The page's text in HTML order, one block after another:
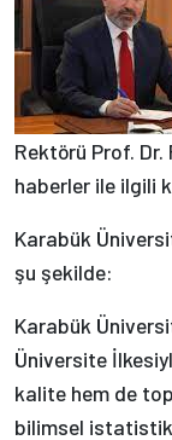
Rektörü Prof. Dr.
haberler ile ilgili
Karabük
şu şekilde:
Karabük
Üniversite
kalite hem de
bilimsel